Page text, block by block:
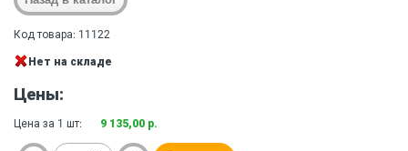
Код товара: 11122
Нет на складе
Цены:
Цена за 1 шт: 9 135,00 р.